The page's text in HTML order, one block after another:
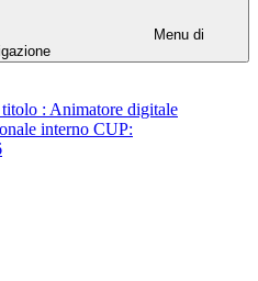
Menu di
: Animatore digitale
interno CUP: